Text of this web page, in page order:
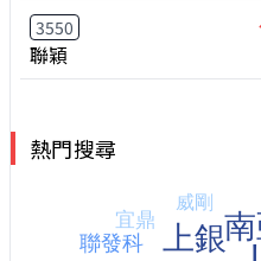
3550
聯穎
熱門搜尋